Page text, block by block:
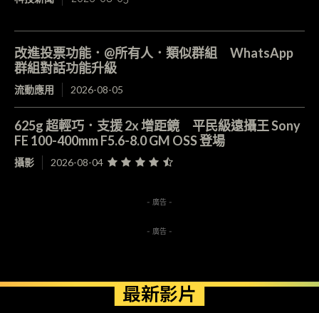
改進投票功能．@所有人．類似群組 WhatsApp
群組對話功能升級
流動應用 2026-08-05
625g 超輕巧．支援 2x 增距鏡 平民級遠攝王 Sony
FE 100-400mm F5.6-8.0 GM OSS 登場
攝影 2026-08-04
- 廣告 -
- 廣告 -
最新影片